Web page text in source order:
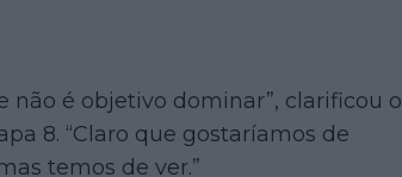
não é objetivo dominar”, clarificou o
8. “Claro que gostaríamos de
temos de ver.”